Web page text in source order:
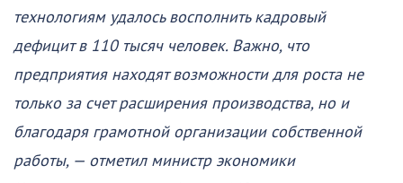
технологиям удалось восполнить кадровый
дефицит в 110 тысяч человек. Важно, что
предприятия находят возможности для роста не
только за счет расширения производства, но и
благодаря грамотной организации собственной
работы, — отметил министр экономики